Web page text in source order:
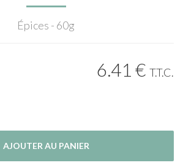
Épices - 60g
6.41 € T.T.C.